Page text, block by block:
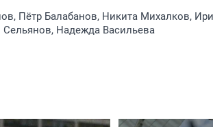
Пётр Балабанов, Никита Михалков,
Сельянов, Надежда Васильева